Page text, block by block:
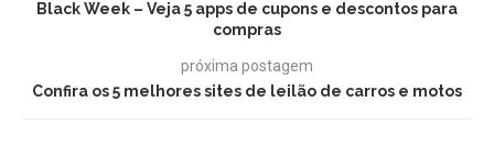
Black Week – Veja 5 apps de cupons e descontos para
compras
próxima postagem
Confira os 5 melhores sites de leilão de carros e motos